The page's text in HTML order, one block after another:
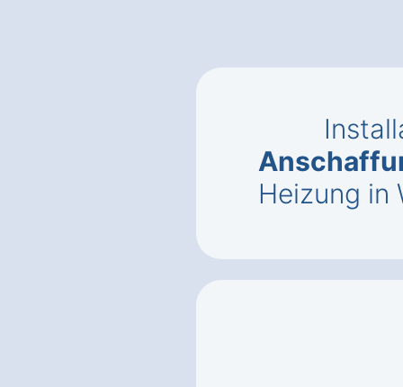
Heizung in